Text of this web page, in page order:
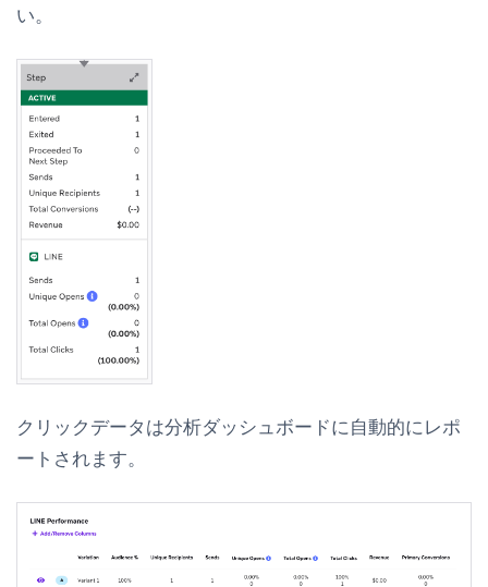
い。
クリックデータは分析ダッシュボードに自動的にレポ
ートされます。